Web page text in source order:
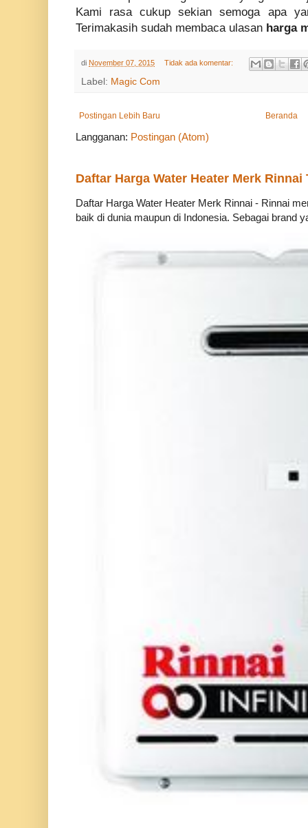
Kami rasa cukup sekian semoga apa
Terimakasih sudah membaca ulasan harga
di November 07, 2015 Tidak ada komentar:
Label: Magic Com
Postingan Lebih Baru Beranda
Langganan: Postingan (Atom)
Daftar Harga Water Heater Merk Rinnai
Daftar Harga Water Heater Merk Rinnai - Rinnai
baik di dunia maupun di Indonesia. Sebagai brand